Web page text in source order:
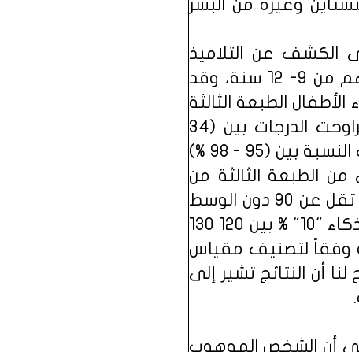
وغيره من البشر
دراسة هدفت إلى الكشف عن التلاميذ
الموهوبين في المرحلة الابتدائية وهم من الذكور مما تراوحت أعمارهم من 9- 12 سنة، وقد
الطبعة الثالثة
(النسخة البحرينية) ومقياس المصفوفات المتتابعة المعياري حيث تراوحت الدرجات بين (34
-56) والامتحانات النهائية المدرسية للتلاميذ المتفوقين دراسياً وتراوحت النسبة بين (95 - 98 %)
الطبعة الثالثة من
خصائص وكسلر كان (111، 84، 99) ونال 27% من عينة الدراسة نسب ذكاء تقل عن 90 دون الوسط
و"53" تراوحت نسب ذكائهم بين (90 110) "الوسط" بينما تراوحت نسبة ذكاء "10" % بين 120 130
مقبولة وفقاً لتصنيف مقياس
بين (115 130) ومن هنا يتضح لنا أن النتائج تشير إلى
أن الشخص الموهوب